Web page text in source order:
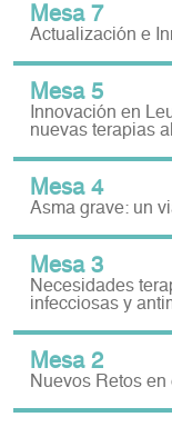
Mesa 7
Actualización e
Mesa 5
Innovación en
nuevas terapias
Mesa 4
Asma grave: un
Mesa 3
Necesidades
infecciosas y
Mesa 2
Nuevos Retos